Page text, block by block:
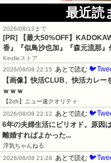
最近読
2026/08/13まで
[PR]
【最大50%OFF】
香』『似鳥沙也加』『森元流那』
Kindleストア
2026/08/08 22:15
あとで読む
【画像】快活CLUB、快活カレ
ｗｗｗ
【2ch】ニュー速クオリティ
2026/08/08 22:12
あとで読む
6年の夫婦生活にピリオド。原因
離婚すればよかった...
浮気ちゃんねる
2026/08/08 21:28
あとで読む